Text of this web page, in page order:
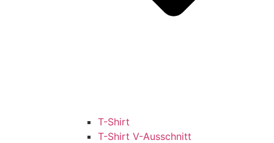
T-Shirt
T-Shirt V-Ausschnitt